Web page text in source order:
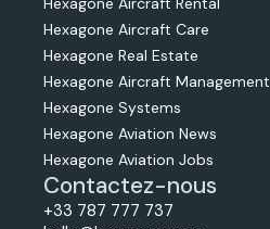
Hexagone Aircraft Care
Hexagone Real Estate
Hexagone Aircraft Management
Hexagone Systems
Hexagone Aviation News
Hexagone Aviation Jobs
Contactez-nous
+33 787 777 737